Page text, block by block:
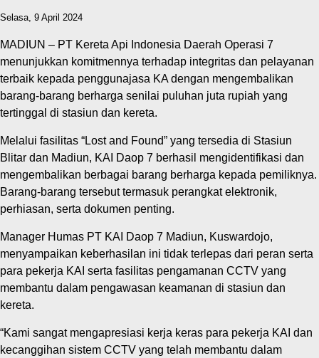
Selasa, 9 April 2024
MADIUN – PT Kereta Api Indonesia Daerah Operasi 7
menunjukkan komitmennya terhadap integritas dan pelayanan
terbaik kepada penggunajasa KA dengan mengembalikan
barang-barang berharga senilai puluhan juta rupiah yang
tertinggal di stasiun dan kereta.
Melalui fasilitas “Lost and Found” yang tersedia di Stasiun
Blitar dan Madiun, KAI Daop 7 berhasil mengidentifikasi dan
mengembalikan berbagai barang berharga kepada pemiliknya.
Barang-barang tersebut termasuk perangkat elektronik,
perhiasan, serta dokumen penting.
Manager Humas PT KAI Daop 7 Madiun, Kuswardojo,
menyampaikan keberhasilan ini tidak terlepas dari peran serta
para pekerja KAI serta fasilitas pengamanan CCTV yang
membantu dalam pengawasan keamanan di stasiun dan
kereta.
“Kami sangat mengapresiasi kerja keras para pekerja KAI dan
kecanggihan sistem CCTV yang telah membantu dalam